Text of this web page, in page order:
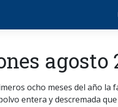
agosto
ocho meses del año
entera y descremada